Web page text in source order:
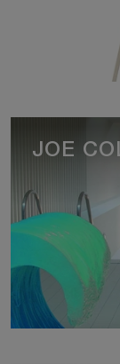
JOE